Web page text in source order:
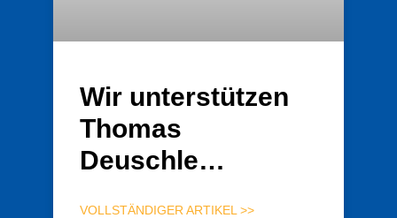
Wir unterstützen
Thomas
Deuschle…
VOLLSTÄNDIGER ARTIKEL >>